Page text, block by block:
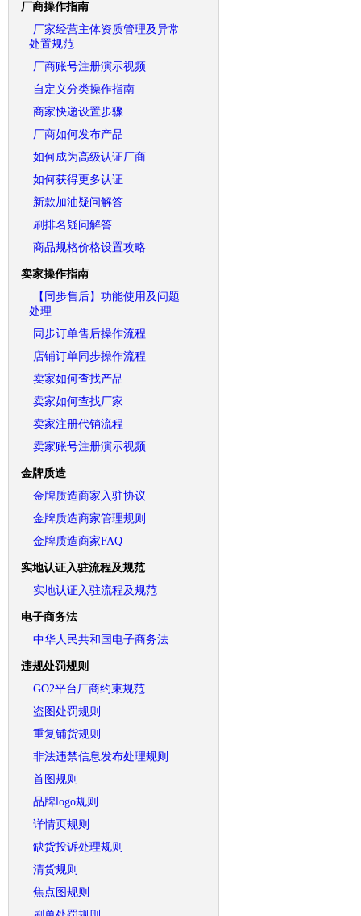
厂商操作指南
厂家经营主体资质管理及异常
处置规范
厂商账号注册演示视频
自定义分类操作指南
商家快递设置步骤
厂商如何发布产品
如何成为高级认证厂商
如何获得更多认证
新款加油疑问解答
刷排名疑问解答
商品规格价格设置攻略
卖家操作指南
【同步售后】功能使用及问题
处理
同步订单售后操作流程
店铺订单同步操作流程
卖家如何查找产品
卖家如何查找厂家
卖家注册代销流程
卖家账号注册演示视频
金牌质造
金牌质造商家入驻协议
金牌质造商家管理规则
金牌质造商家FAQ
实地认证入驻流程及规范
实地认证入驻流程及规范
电子商务法
中华人民共和国电子商务法
违规处罚规则
GO2平台厂商约束规范
盗图处罚规则
重复铺货规则
非法违禁信息发布处理规则
首图规则
品牌logo规则
详情页规则
缺货投诉处理规则
清货规则
焦点图规则